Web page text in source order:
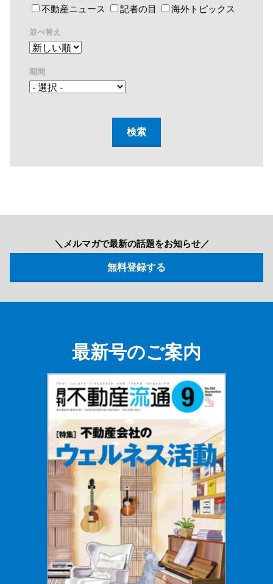
不動産ニュース 記者の目 海外トピックス
並べ替え
期間
＼メルマガで最新の話題をお知らせ／
最新号のご案内